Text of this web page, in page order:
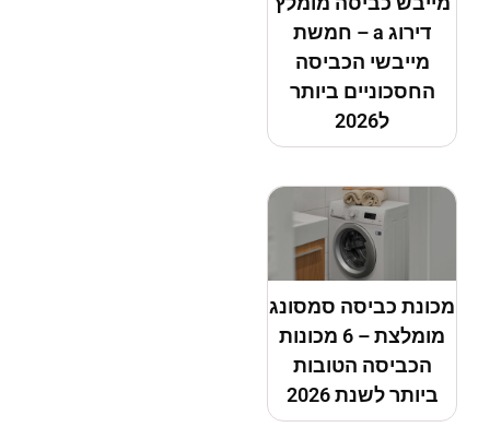
דירוג a – חמשת
מייבשי הכביסה
החסכוניים ביותר
ל2026
מכונת כביסה סמסונג
מומלצת – 6 מכונות
הכביסה הטובות
ביותר לשנת 2026